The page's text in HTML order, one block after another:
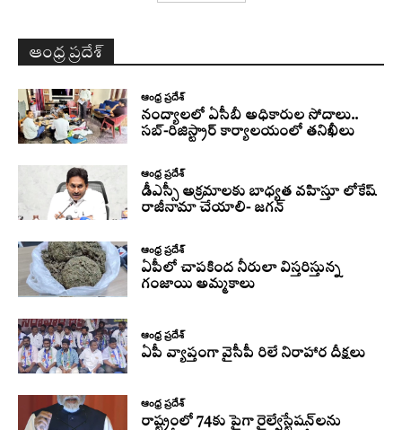
ఆంధ్ర ప్రదేశ్
ఆంధ్ర ప్రదేశ్
నంద్యాలలో ఏసీబీ అధికారుల సోదాలు..
సబ్-రిజిస్ట్రార్ కార్యాలయంలో తనిఖీలు
ఆంధ్ర ప్రదేశ్
డీఎస్సీ అక్రమాలకు బాధ్యత వహిస్తూ లోకేష్‌
రాజీనామా చేయాలి- జగన్
ఆంధ్ర ప్రదేశ్
ఏపీలో చాపకింద నీరులా విస్తరిస్తున్న
గంజాయి అమ్మకాలు
ఆంధ్ర ప్రదేశ్
ఏపీ వ్యాప్తంగా వైసీపీ రిలే నిరాహార దీక్షలు
ఆంధ్ర ప్రదేశ్
రాష్ట్రంలో 74కు పైగా రైల్వేస్టేషన్‌లను